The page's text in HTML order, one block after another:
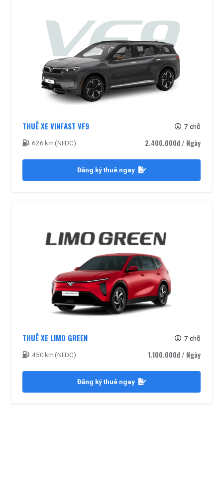
THUÊ XE VINFAST VF9 7 chỗ
626 km (NEDC) 2.400.000đ/ Ngày
Đăng ký thuê ngay
THUÊ XE LIMO GREEN 7 chỗ
450 km (NEDC) 1.100.000đ/ Ngày
Đăng ký thuê ngay